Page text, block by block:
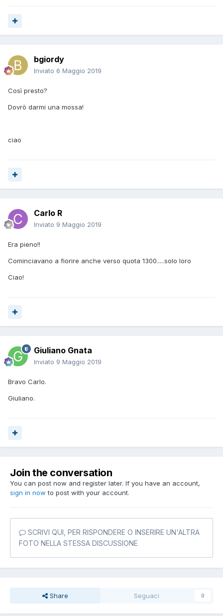
bgiordy
Inviato 6 Maggio 2019
Così presto?
Dovrò darmi una mossa!
ciao
Carlo R
Inviato 9 Maggio 2019
Era pieno!!
Cominciavano a fiorire anche verso quota 1300.....solo loro
Ciao!
Giuliano Gnata
Inviato 9 Maggio 2019
Bravo Carlo.
Giuliano.
Join the conversation
You can post now and register later. If you have an account,
sign in now to post with your account.
SCRIVI QUI, PER RISPONDERE O INSERIRE UN'ALTRA
FOTO NELLA STESSA DISCUSSIONE
Share Seguaci 0